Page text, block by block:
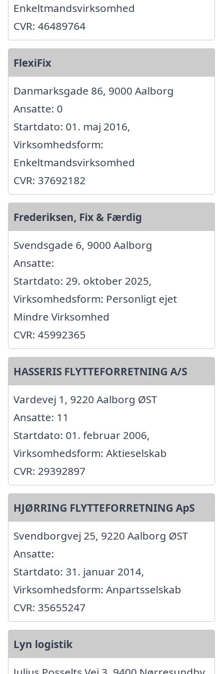
Enkeltmandsvirksomhed
CVR: 46489764
FlexiFix
Danmarksgade 86, 9000 Aalborg
Ansatte: 0
Startdato: 01. maj 2016,
Virksomhedsform:
Enkeltmandsvirksomhed
CVR: 37692182
Frederiksen, Fix & Færdig
Svendsgade 6, 9000 Aalborg
Ansatte:
Startdato: 29. oktober 2025,
Virksomhedsform: Personligt ejet
Mindre Virksomhed
CVR: 45992365
HASSERIS FLYTTEFORRETNING A/S
Vardevej 1, 9220 Aalborg ØST
Ansatte: 11
Startdato: 01. februar 2006,
Virksomhedsform: Aktieselskab
CVR: 29392897
HJØRRING FLYTTEFORRETNING ApS
Svendborgvej 25, 9220 Aalborg ØST
Ansatte:
Startdato: 31. januar 2014,
Virksomhedsform: Anpartsselskab
CVR: 35655247
Lyn logistik